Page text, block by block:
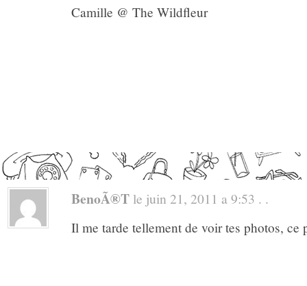
Camille @ The Wildfleur
BenoÃ®t le juin 21, 2011 a 9:53 . .
Il me tarde tellement de voir tes photos, ce